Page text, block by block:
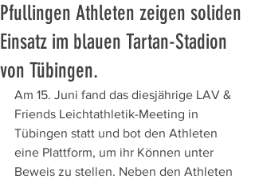
Pfullingen Athleten zeigen soliden
Einsatz im blauen Tartan-Stadion
von Tübingen.
Am 15. Juni fand das diesjährige LAV &
Friends Leichtathletik-Meeting in
Tübingen statt und bot den Athleten
eine Plattform, um ihr Können unter
Beweis zu stellen. Neben den Athleten